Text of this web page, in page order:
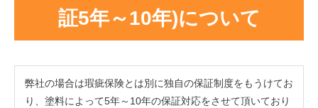
証5年～10年)について
弊社の場合は瑕疵保険とは別に独自の保証制度をもうけてお
り、塗料によって5年～10年の保証対応をさせて頂いており